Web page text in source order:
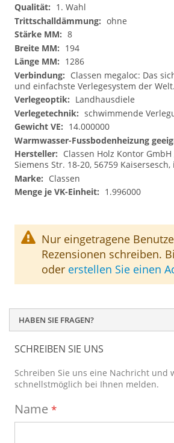
1. Wahl
ohne
8
194
1286
Classen megaloc: Das
und einfachste Verlegesystem der Welt.
Landhausdiele
schwimmende
14.000000
Classen Holz Kontor
Siemens Str. 18-20, 56759 Kaisersesch,
Classen
1.996000
Nur eingetragene
Rezensionen schreiben.
oder erstellen Sie einen
HABEN SIE FRAGEN?
SCHREIBEN SIE UNS
Schreiben Sie uns eine Nachricht und
schnellstmöglich bei Ihnen melden.
Name